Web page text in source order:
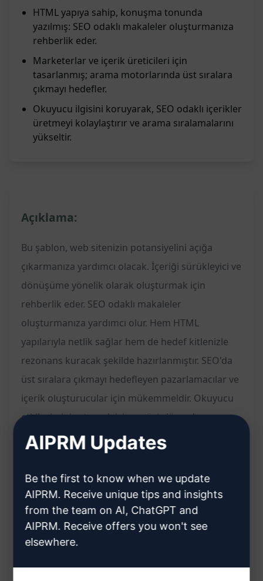
HTML yapıya sahip, konuşma tonunda
yazılmış: SEO odaklı makaleler oluşturmanıza
rehberlik eder.
Marketerlar ve içerik üreticileri için
tasarlanmış; arama motorlarında üst sıralara
çıkmayı hedefler.
Okuyucu ilgisini koruyarak, SEO odaklı içerikler
üretmeyi kolaylaştırır ve arama sıralamalarını
yükseltir.
Açıklama:
Bu şablon, web sitenizin potansiyelini açığa
çıkarmanıza yardımcı olacak. İçeriği sürükleyici ve
dönüşüme yönelik olarak oluşturmak için
rehberlik eder. SEO odaklı makaleler
oluşturmanıza yardımcı olur. Hem HTML
yapılarıyla netlik sağlar hem de hedef kitlenizle
rezonans kuracak şekilde hazırlanmıştır. SEO'da
üst sıralara çıkmayı hedefleyen pazarlamacılar ve
içerik oluşturucular için mükemmeldir. Okuyucu
etkileşimini artırmak için en üst düzeyde arama
motoru sıralamalarına ulaşmanıza yardımcı olur.
SEO odaklı makaleler oluşturmak için rehberlik
eder
İçeriği sürükleyici ve dönüşüme yönelik olarak
oluşturmanıza yardımcı olur
HTML yapılarıyla netlik sağlar
AIPRM Updates
Be the first to know when we update
AIPRM. Receive unique tips and insights
from the team on AI, ChatGPT and
AIPRM. Receive offers you won't see
elsewhere.